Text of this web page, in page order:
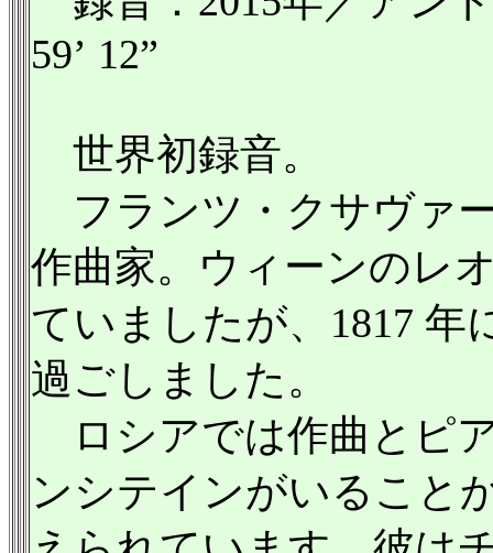
59’ 12”
世界初録音。
フランツ・クサヴァ
作曲家。ウィーンのレ
ていましたが、1817
過ごしました。
ロシアでは作曲とピ
ンシテインがいること